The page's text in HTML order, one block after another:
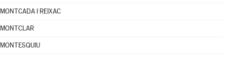
MONTCADA I REIXAC
MONTCLAR
MONTESQUIU